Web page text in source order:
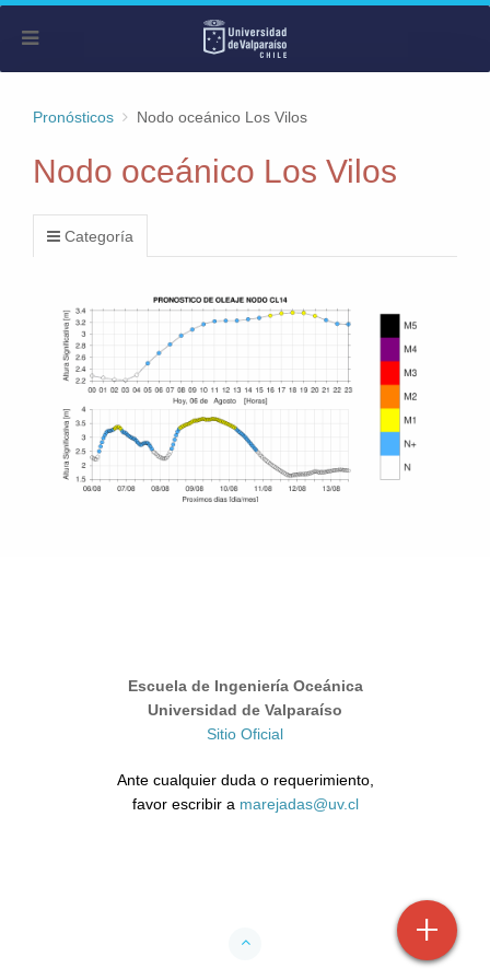
Pronósticos Nodo oceánico Los Vilos
Nodo oceánico Los Vilos
Categoría
+
Escuela de Ingeniería Oceánica
Universidad de Valparaíso
Sitio Oficial
Ante cualquier duda o requerimiento,
favor escribir a marejadas@uv.cl